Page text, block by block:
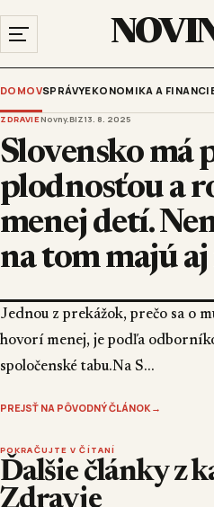
DOMOVSPRÁVYEKONOMIKA A
ZDRAVIENovny.BIZ13. 8. 2025
Slovensko má
plodnosťou a
menej detí.
na tom majú
Jednou z prekážok, prečo sa o
hovorí menej, je podľa
spoločenské tabu.Na S...
PREJSŤ NA PÔVODNÝ ČLÁNOK →
POKRAČUJTE V ČÍTANÍ
Ďalšie články z
Zdravie